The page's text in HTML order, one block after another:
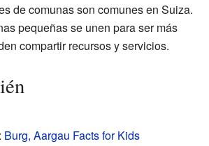
de comunas son comunes en Suiza.
pequeñas se unen para ser más
compartir recursos y servicios.
Burg, Aargau Facts for Kids